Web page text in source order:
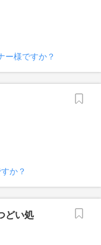
ー様ですか？
か？
どい処